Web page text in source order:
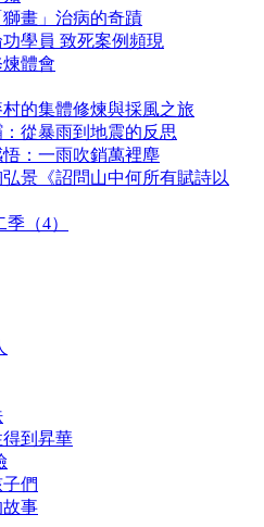
畫」治病的奇蹟
學員 致死案例頻現
體會
的集體修煉與採風之旅
從暴雨到地震的反思
：一雨吹銷萬裡塵
景《詔問山中何所有賦詩以
（4）
到昇華
們
事